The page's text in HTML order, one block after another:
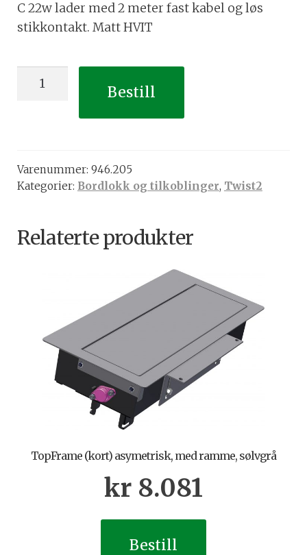
C 22w lader med 2 meter fast kabel og løs
stikkontakt. Matt HVIT
Twist2,
A
&
hvit
antall
Bestill
Varenummer: 946.205
Kategorier: Bordlokk og tilkoblinger, Twist2
Relaterte produkter
TopFrame (kort) asymetrisk, med ramme, sølvgrå
kr 8.081
Bestill